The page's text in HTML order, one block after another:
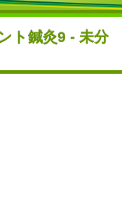
ト鍼灸9 - 未分